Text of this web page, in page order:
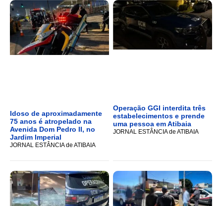
Idoso de aproximadamente
75 anos é atropelado na
Avenida Dom Pedro II, no
Jardim Imperial
JORNAL ESTÂNCIA de ATIBAIA
Operação GGI interdita três
estabelecimentos e prende
uma pessoa em Atibaia
JORNAL ESTÂNCIA de ATIBAIA